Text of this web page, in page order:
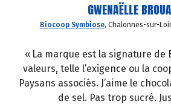
GWENAËLLE
Biocoop Symbiose, Chalonnes-sur-
« La marque est la signature de
valeurs, telle l’exigence ou la
Paysans associés. J’aime le
de sel. Pas trop sucré.